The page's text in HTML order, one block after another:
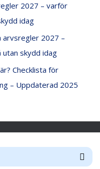
2027 – varför
idag
arvsregler 2027 –
skydd idag
Checklista för
– Uppdaterad 2025